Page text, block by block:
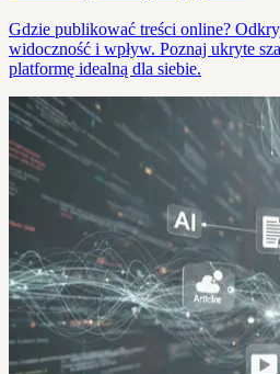
Gdzie publikować treści online?
widoczność i wpływ. Poznaj ukryte
platformę idealną dla siebie.